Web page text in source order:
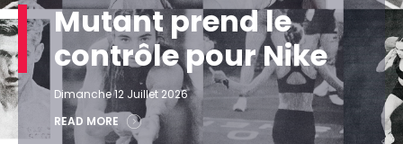
Mutant prend le
contrôle pour Nike
Dimanche 12 Juillet 2026
READ MORE